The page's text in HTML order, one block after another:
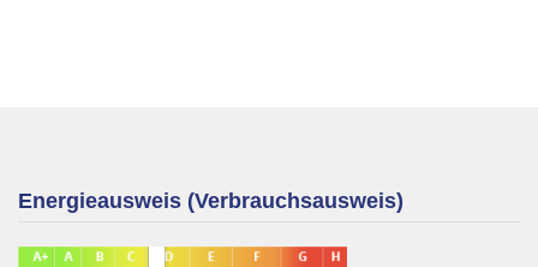
Energieausweis (Verbrauchsausweis)